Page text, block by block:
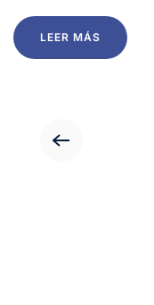
LEER MÁS